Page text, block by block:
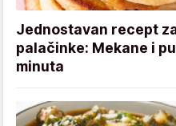
Jednostavan recept
palačinke: Mekane i
minuta